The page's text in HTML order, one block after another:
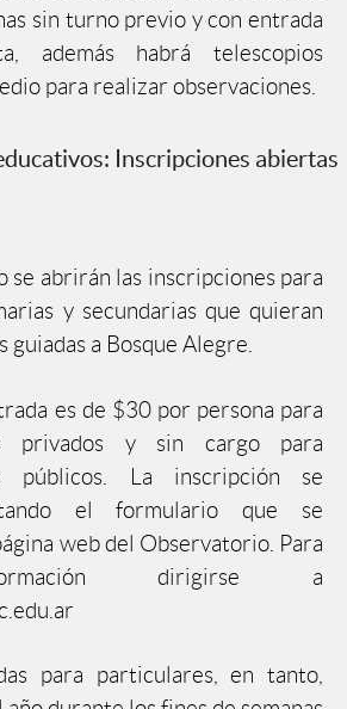
sin turno previo y con entrada
además habrá telescopios
para realizar observaciones.
Inscripciones abiertas
se abrirán las inscripciones para
y secundarias que quieran
guiadas a Bosque Alegre.
es de $30 por persona para
privados y sin cargo para
públicos. La inscripción se
el formulario que se
web del Observatorio. Para
dirigirse a
para particulares, en tanto,